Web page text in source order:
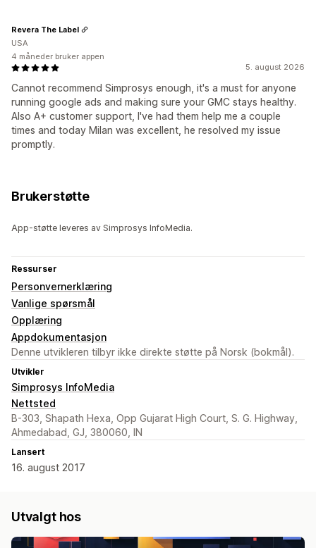
5. august 2026
Cannot recommend Simprosys enough, it's a must for anyone
running google ads and making sure your GMC stays healthy.
Also A+ customer support, I've had them help me a couple
times and today Milan was excellent, he resolved my issue
promptly.
Revera The Label
USA
4 måneder bruker appen
Brukerstøtte
App-støtte leveres av Simprosys InfoMedia.
Ressurser
Personvernerklæring
Vanlige spørsmål
Opplæring
Appdokumentasjon
Denne utvikleren tilbyr ikke direkte støtte på Norsk (bokmål).
Utvikler
Simprosys InfoMedia
Nettsted
B-303, Shapath Hexa, Opp Gujarat High Court, S. G. Highway,
Ahmedabad, GJ, 380060, IN
Lansert
16. august 2017
Utvalgt hos